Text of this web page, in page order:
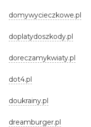
domywycieczkowe.pl
doplatydoszkody.pl
doreczamykwiaty.pl
dot4.pl
doukrainy.pl
dreamburger.pl